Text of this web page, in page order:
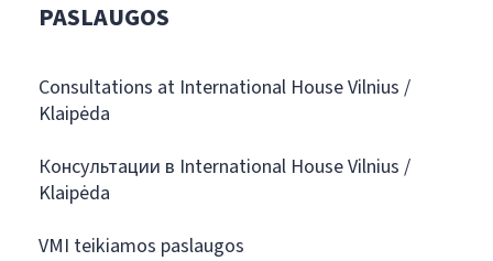
PASLAUGOS
Consultations at International House Vilnius /
Klaipėda
Консультации в International House Vilnius /
Klaipėda
VMI teikiamos paslaugos